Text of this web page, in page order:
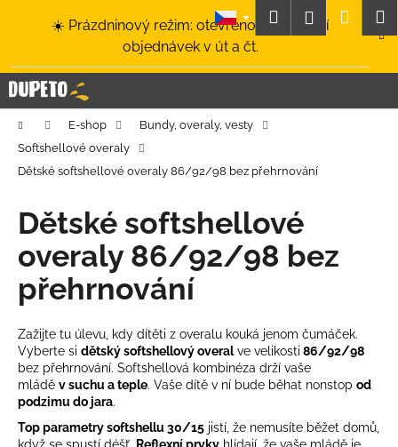
☀️ Prázdninový režim: otevřeno a odesílání
objednávek v út a čt.
HledatPřihlášení
Domů E-shop
Bundy, overaly, vesty
Softshellové overaly
Dětské softshellové overaly 86/92/98 bez přehrnování
Dětské softshellové
overaly 86/92/98 bez
přehrnování
Zažijte tu úlevu, kdy dítěti z overalu kouká jenom čumáček.
Vyberte si dětský softshellový overal ve velikosti 86/92/98
bez přehrnování. Softshellová kombinéza drží vaše
mládě v suchu a teple. Vaše dítě v ní bude běhat nonstop od
podzimu do jara.
Top parametry softshellu 30/15 jistí, že nemusíte běžet domů,
í
k C
o
p
o
ř
e
b
u
j
e
t
e
n
a